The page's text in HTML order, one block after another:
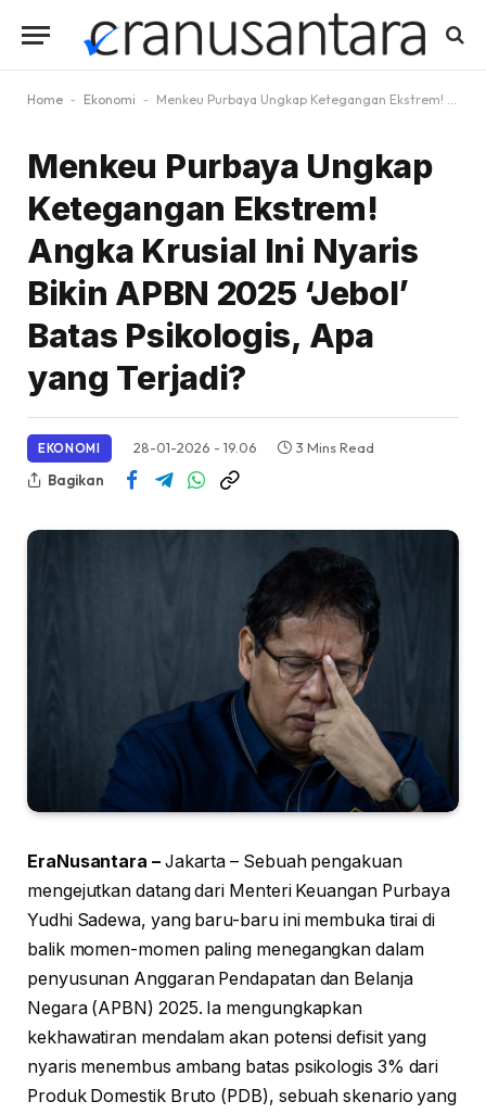
Home - Ekonomi - Menkeu Purbaya Ungkap Ketegangan Ekstrem! Angka Krusial Ini Nyaris Bikin APBN 2025 ‘Jebol’ Batas Psikologis, Apa yang Terjadi?
Menkeu Purbaya Ungkap
Ketegangan Ekstrem!
Angka Krusial Ini Nyaris
Bikin APBN 2025 ‘Jebol’
Batas Psikologis, Apa
yang Terjadi?
EKONOMI 28-01-2026 - 19.06
3 Mins Read
Bagikan
EraNusantara –Jakarta – Sebuah pengakuan
mengejutkan datang dari Menteri Keuangan Purbaya
Yudhi Sadewa, yang baru-baru ini membuka tirai di
balik momen-momen paling menegangkan dalam
penyusunan Anggaran Pendapatan dan Belanja
Negara (APBN) 2025. Ia mengungkapkan
kekhawatiran mendalam akan potensi defisit yang
nyaris menembus ambang batas psikologis 3% dari
Produk Domestik Bruto (PDB), sebuah skenario yang